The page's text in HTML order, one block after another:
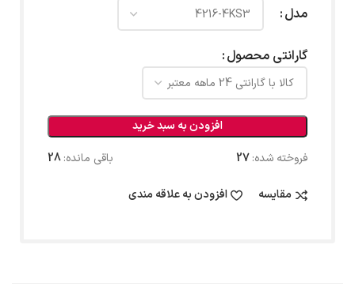
مدل
گارانتی محصول
افزودن به سبد خرید
فروخته شده:27 باقی مانده:28
مقایسه افزودن به علاقه مندی